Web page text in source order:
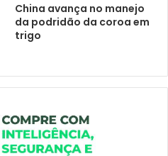
China avança no manejo
da podridão da coroa em
trigo